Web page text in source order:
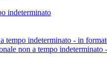
indeterminato
tempo indeterminato - in
non a tempo indeterminato